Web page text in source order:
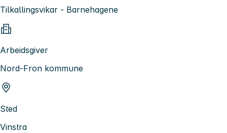
Tilkallingsvikar - Barnehagene
Arbeidsgiver
Nord-Fron kommune
Sted
Vinstra